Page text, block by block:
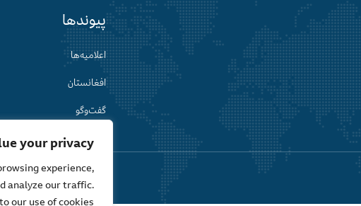
your privacy
experience,
analyze our traffic.
our use of cookies.
پیوندها
اعلامیه‌ها
افغانستان
گفت‌وگو